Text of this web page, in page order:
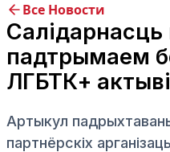
Все Новости
падтрымаем
ЛГБТК+
Артыкул
партнёрскіх